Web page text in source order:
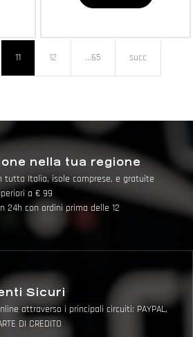
11 12 ...65 succ
nella tua regione
tutta Italia, isole comprese, e gratuite
a € 99
24h con ordini prima delle 12
Sicuri
attraverso i principali circuiti: PAYPAL,
DI CREDITO